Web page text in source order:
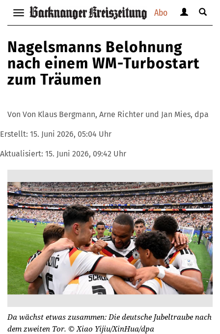
Abo
Navigation
anzeigen
verbergen
anzeigen
verbergen
Suche
Nagelsmanns Belohnung
nach einem WM-Turbostart
zum Träumen
Von Von Klaus Bergmann, Arne Richter und Jan Mies, dpa
Erstellt: 15. Juni 2026, 05:04 Uhr
Aktualisiert: 15. Juni 2026, 09:42 Uhr
Da wächst etwas zusammen: Die deutsche Jubeltraube nach
dem zweiten Tor. © Xiao Yijiu/XinHua/dpa